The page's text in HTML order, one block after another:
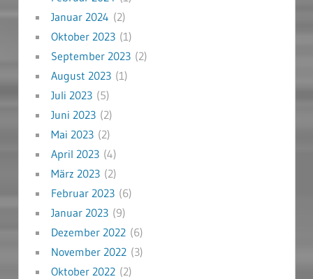
Januar 2024 (2)
Oktober 2023(1)
September 2023(2)
August 2023(1)
Juli 2023(5)
Juni 2023(2)
Mai 2023(2)
April 2023(4)
März 2023(2)
Februar 2023(6)
Januar 2023(9)
Dezember 2022(6)
November 2022(3)
Oktober 2022(2)